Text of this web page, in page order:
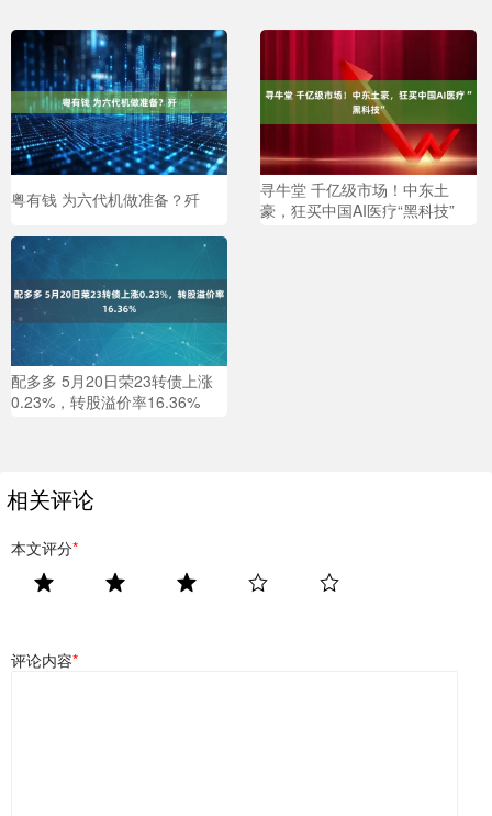
粤有钱 为六代机做准备？歼
寻牛堂 千亿级市场！中东土
豪，狂买中国AI医疗“黑科技”
配多多 5月20日荣23转债上涨
0.23%，转股溢价率16.36%
相关评论
本文评分*
评论内容*